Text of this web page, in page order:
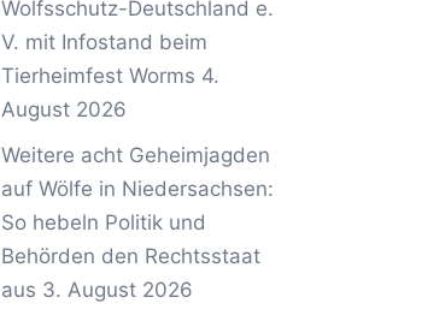
Wolfsschutz-Deutschland e.
V. mit Infostand beim
Tierheimfest Worms 4.
August 2026
Weitere acht Geheimjagden
auf Wölfe in Niedersachsen:
So hebeln Politik und
Behörden den Rechtsstaat
aus 3. August 2026